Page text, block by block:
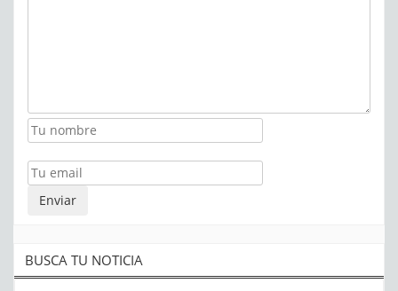
BUSCA TU NOTICIA